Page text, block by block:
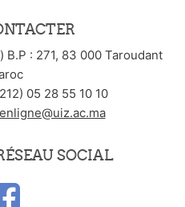
B.P : 271, 83 000 Taroudant
05 28 55 10 10
SOCIAL